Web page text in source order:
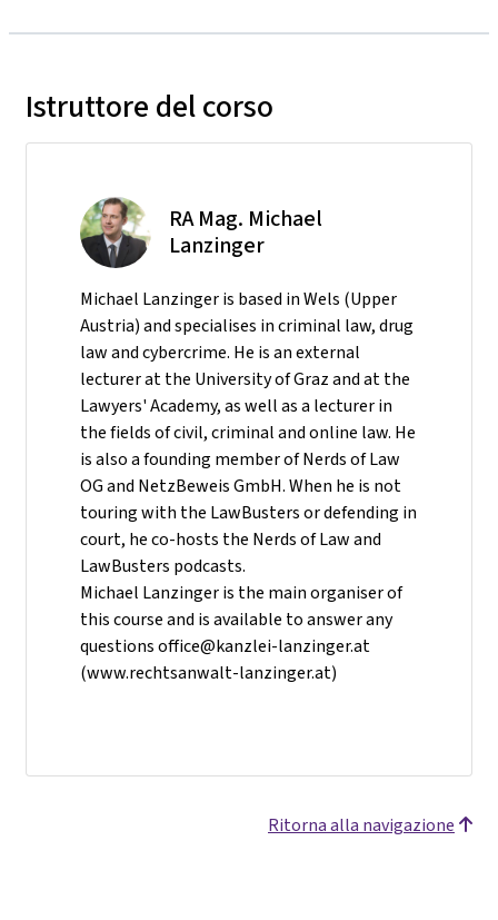
Istruttore del corso
RA Mag. Michael
Lanzinger
Michael Lanzinger is based in Wels (Upper
Austria) and specialises in criminal law, drug
law and cybercrime. He is an external
lecturer at the University of Graz and at the
Lawyers' Academy, as well as a lecturer in
the fields of civil, criminal and online law. He
is also a founding member of Nerds of Law
OG and NetzBeweis GmbH. When he is not
touring with the LawBusters or defending in
court, he co-hosts the Nerds of Law and
LawBusters podcasts.
Michael Lanzinger is the main organiser of
this course and is available to answer any
questions office@kanzlei-lanzinger.at
(www.rechtsanwalt-lanzinger.at)
Ritorna alla navigazione